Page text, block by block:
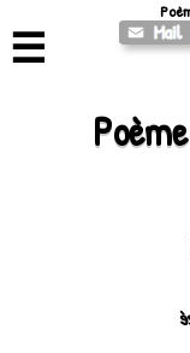
☰